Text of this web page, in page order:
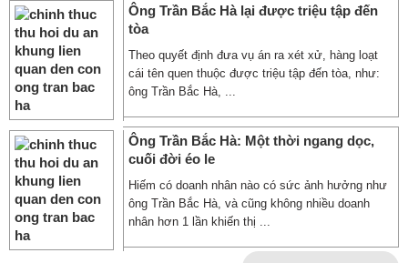
Ông Trần Bắc Hà lại được triệu tập đến
tòa
Theo quyết định đưa vụ án ra xét xử, hàng loạt
cái tên quen thuộc được triệu tập đến tòa, như:
ông Trần Bắc Hà, ...
Ông Trần Bắc Hà: Một thời ngang dọc,
cuối đời éo le
Hiếm có doanh nhân nào có sức ảnh hưởng như
ông Trần Bắc Hà, và cũng không nhiều doanh
nhân hơn 1 lần khiến thị ...